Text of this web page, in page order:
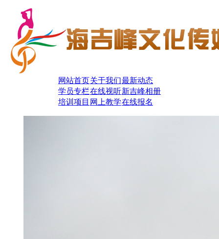
网站首页关于我们最新动态
学员专栏在线视听新吉峰相册
培训项目 网上教学在线报名